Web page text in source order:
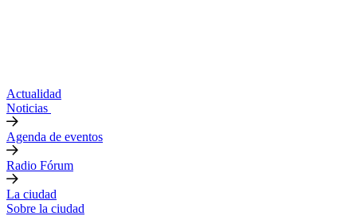
Actualidad
Noticias
Agenda de eventos
Radio Fórum
La ciudad
Sobre la ciudad